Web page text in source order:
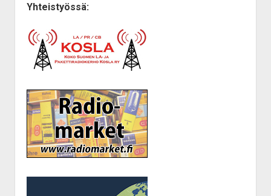
Yhteistyössä: